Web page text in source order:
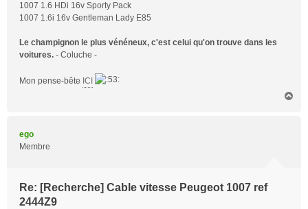
1007 1.6 HDi 16v Sporty Pack
1007 1.6i 16v Gentleman Lady E85
Le champignon le plus vénéneux, c'est celui qu'on trouve dans les
voitures. - Coluche -
Mon pense-bête ICI
ego
Membre
Re: [Recherche] Cable vitesse Peugeot 1007 ref
2444Z9